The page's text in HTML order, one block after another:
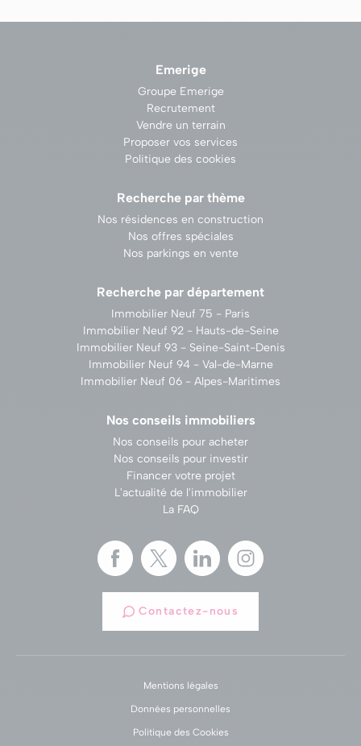
Emerige
Groupe Emerige
Recrutement
Vendre un terrain
Proposer vos services
Politique des cookies
Recherche par thème
Nos résidences en construction
Nos offres spéciales
Nos parkings en vente
Recherche par département
Immobilier Neuf 75 - Paris
Immobilier Neuf 92 - Hauts-de-Seine
Immobilier Neuf 93 - Seine-Saint-Denis
Immobilier Neuf 94 - Val-de-Marne
Immobilier Neuf 06 - Alpes-Maritimes
Nos conseils immobiliers
Nos conseils pour acheter
Nos conseils pour investir
Financer votre projet
L'actualité de l'immobilier
La FAQ
Contactez-nous
Mentions légales
Données personnelles
Politique des Cookies